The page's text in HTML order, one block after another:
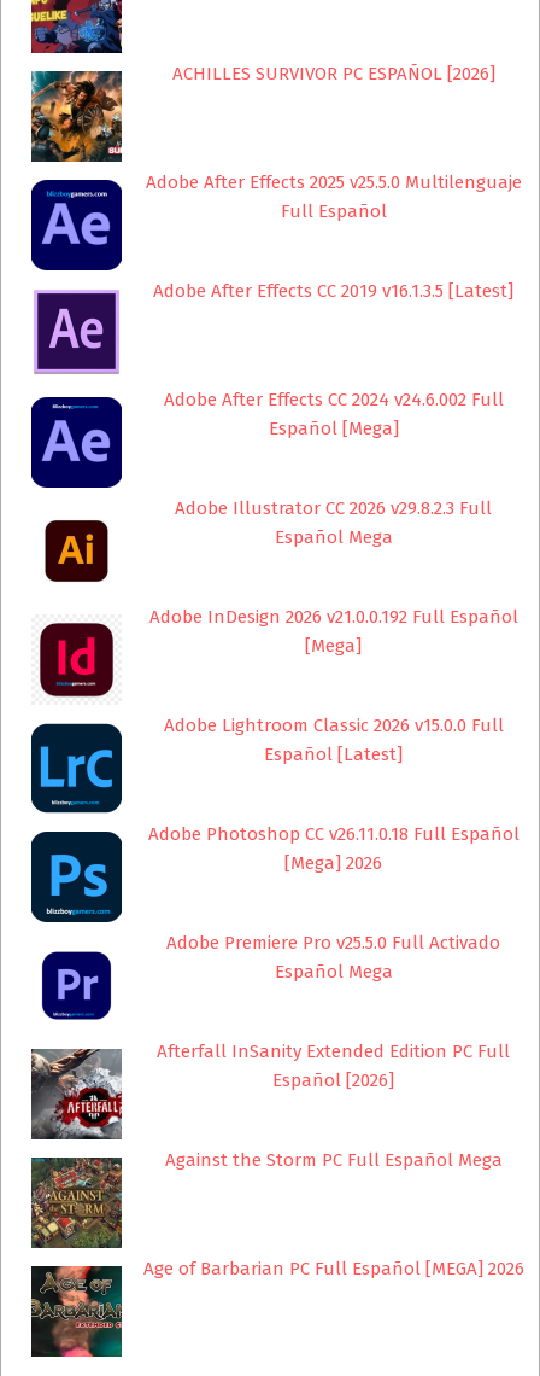
ACHILLES SURVIVOR PC ESPAÑOL [2026]
Adobe After Effects 2025 v25.5.0 Multilenguaje
Full Español
Adobe After Effects CC 2019 v16.1.3.5 [Latest]
Adobe After Effects CC 2024 v24.6.002 Full
Español [Mega]
Adobe Illustrator CC 2026 v29.8.2.3 Full
Español Mega
Adobe InDesign 2026 v21.0.0.192 Full Español
[Mega]
Adobe Lightroom Classic 2026 v15.0.0 Full
Español [Latest]
Adobe Photoshop CC v26.11.0.18 Full Español
[Mega] 2026
Adobe Premiere Pro v25.5.0 Full Activado
Español Mega
Afterfall InSanity Extended Edition PC Full
Español [2026]
Against the Storm PC Full Español Mega
Age of Barbarian PC Full Español [MEGA] 2026